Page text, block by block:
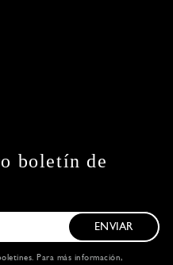
boletín de
ENVIAR
Para más información,